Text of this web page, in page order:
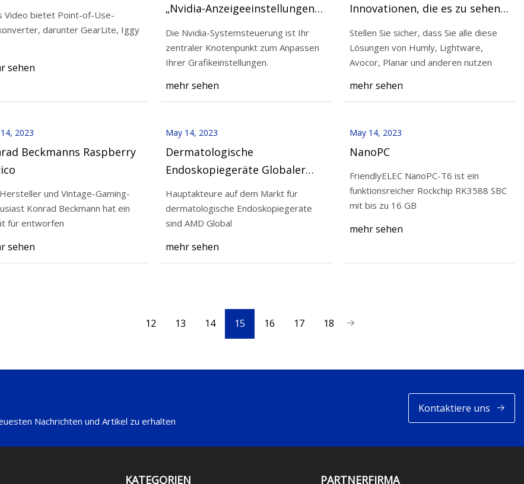
Video bietet Point-of-Use-
darunter GearLite, Iggy
sehen
„Nvidia-Anzeigeeinstellungen
sind nicht verfügbar“ in der
Nvidia-Systemsteuerung für
Windows
Die Nvidia-Systemsteuerung ist Ihr
zentraler Knotenpunkt zum Anpassen
Ihrer Grafikeinstellungen.
mehr sehen
Innovationen, die es zu sehen
gilt: bescheidene Debüts,
Lightware spricht über USB
Stellen Sie sicher, dass Sie alle diese
Lösungen von Humly, Lightware,
Avocor, Planar und anderen nutzen
mehr sehen
2023
Beckmanns Raspberry
und Vintage-Gaming-
Konrad Beckmann hat ein
für entworfen
sehen
May 14, 2023
Dermatologische
Endoskopiegeräte Globaler
Marktbericht 2023
Hauptakteure auf dem Markt für
dermatologische Endoskopiegeräte
sind AMD Global
mehr sehen
May 14, 2023
NanoPC
FriendlyELEC NanoPC-T6 ist ein
funktionsreicher Rockchip RK3588 SBC
mit bis zu 16 GB
mehr sehen
12 13 14 15 16 17 18
Nachrichten und Artikel zu erhalten
Kontaktiere uns
KATEGORIEN PARTNERFIRMA